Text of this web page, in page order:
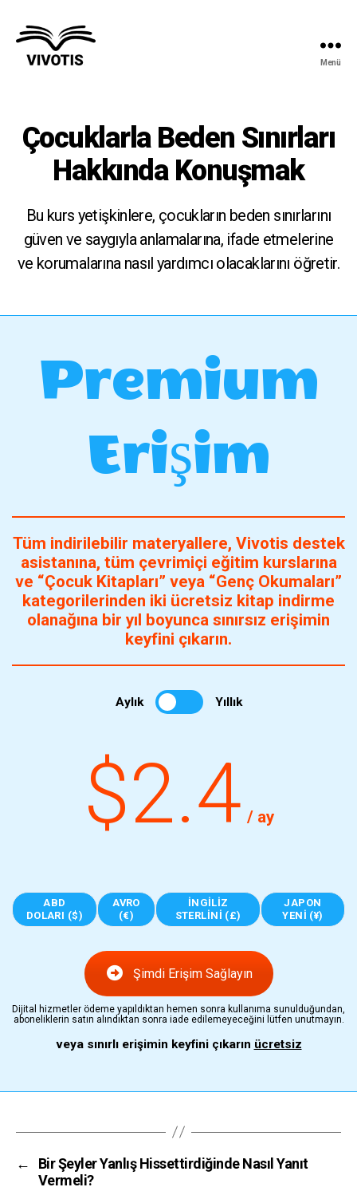
Menü
Çocuklarla Beden Sınırları
Hakkında Konuşmak
Bu kurs yetişkinlere, çocukların beden sınırlarını
güven ve saygıyla anlamalarına, ifade etmelerine
ve korumalarına nasıl yardımcı olacaklarını öğretir.
Premium
Erişim
Tüm indirilebilir materyallere, Vivotis destek
asistanına, tüm çevrimiçi eğitim kurslarına
ve “Çocuk Kitapları” veya “Genç Okumaları”
kategorilerinden iki ücretsiz kitap indirme
olanağına bir yıl boyunca sınırsız erişimin
keyfini çıkarın.
Aylık Yıllık
$2.4 / ay
ABD
DOLARI ($)
AVRO
(€)
İNGILIZ
STERLINI (£)
JAPON
YENI (¥)
Şimdi Erişim Sağlayın
Dijital hizmetler ödeme yapıldıktan hemen sonra kullanıma sunulduğundan,
aboneliklerin satın alındıktan sonra iade edilemeyeceğini lütfen unutmayın.
veya sınırlı erişimin keyfini çıkarın ücretsiz
←
Bir Şeyler Yanlış Hissettirdiğinde Nasıl Yanıt
Vermeli?